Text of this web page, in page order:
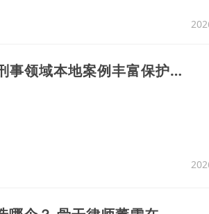
4、丰县刑事律师韩天辉-专业深耕刑事领域本地案例丰富保护你的法律权益